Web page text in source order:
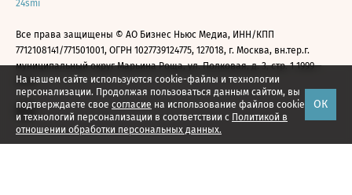
На нашем сайте используются cookie-файлы и технологии
персонализации. Продолжая пользоваться данным сайтом, вы
подтверждаете свое согласие на использование файлов cookie
и технологий персонализации в соответствии с Политикой в
отношении обработки персональных данных.
ОК
24smi
Все права защищены © АО Бизнес Ньюс Медиа, ИНН/КПП
7712108141/771501001, ОГРН 1027739124775, 127018, г. Москва, вн.тер.г.
муниципальный округ Марьина Роща, ул. Полковая, д. 3, стр. 1 1999—
2026